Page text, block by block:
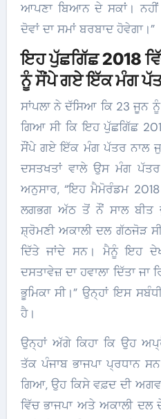
ਆਪਣਾ ਬਿਆਨ ਦੇ ਸਕਾਂ।
ਦੋਵਾਂ ਦਾ ਸਮਾਂ ਬਰਬਾਦ ਹੋਵੇਗਾ।”
ਇਹ ਪੁੱਛਗਿੱਛ 2018
ਨੂੰ ਸੌਂਪੇ ਗਏ ਇੱਕ ਮੰਗ
ਸਾਂਪਲਾ ਨੇ ਦੱਸਿਆ ਕਿ 23 ਜੂਨ
ਗਿਆ ਸੀ ਕਿ ਇਹ ਪੁੱਛਗਿੱਛ
ਸੌਂਪੇ ਗਏ ਇੱਕ ਮੰਗ ਪੱਤਰ ਨਾਲ
ਦਸਤਖਤਾਂ ਵਾਲੇ ਉਸ ਮੰਗ ਪੱਤਰ
ਅਨੁਸਾਰ, “ਇਹ ਮੈਮੋਰੰਡਮ
ਲਗਭਗ ਅੱਠ ਤੋਂ ਨੌਂ ਸਾਲ ਬੀਤ
ਸ਼੍ਰੋਮਣੀ ਅਕਾਲੀ ਦਲ ਗੱਠਜੋੜ
ਦਿੱਤੇ ਜਾਂਦੇ ਸਨ। ਮੈਨੂੰ ਇਹ
ਦਸਤਾਵੇਜ਼ ਦਾ ਹਵਾਲਾ ਦਿੱਤਾ
ਭੂਮਿਕਾ ਸੀ।” ਉਨ੍ਹਾਂ ਇਸ
ਹੈ।
​ਉਨ੍ਹਾਂ ਅੱਗੇ ਕਿਹਾ ਕਿ ਉਹ
ਤੱਕ ਪੰਜਾਬ ਭਾਜਪਾ ਪ੍ਰਧਾਨ
ਗਿਆ, ਉਹ ਕਿਸੇ ਵਫ਼ਦ ਦੀ
ਵਿੱਚ ਭਾਜਪਾ ਅਤੇ ਅਕਾਲੀ